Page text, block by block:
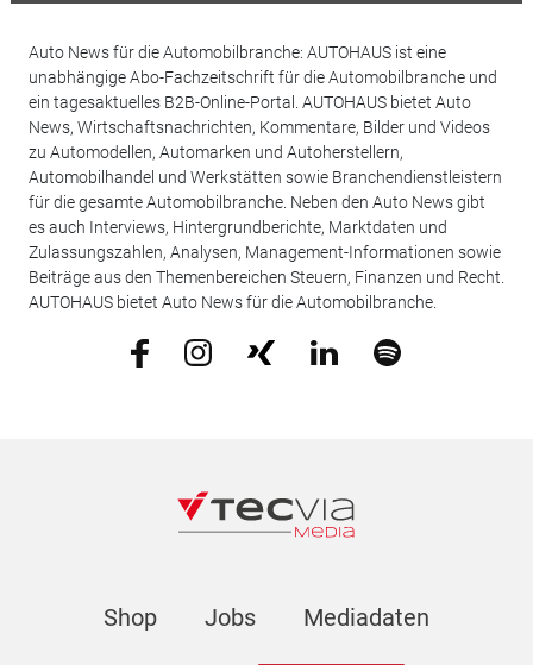
Auto News für die Automobilbranche: AUTOHAUS ist eine
unabhängige Abo-Fachzeitschrift für die Automobilbranche und
ein tagesaktuelles B2B-Online-Portal. AUTOHAUS bietet Auto
News, Wirtschaftsnachrichten, Kommentare, Bilder und Videos
zu Automodellen, Automarken und Autoherstellern,
Automobilhandel und Werkstätten sowie Branchendienstleistern
für die gesamte Automobilbranche. Neben den Auto News gibt
es auch Interviews, Hintergrundberichte, Marktdaten und
Zulassungszahlen, Analysen, Management-Informationen sowie
Beiträge aus den Themenbereichen Steuern, Finanzen und Recht.
AUTOHAUS bietet Auto News für die Automobilbranche.
Shop Jobs Mediadaten